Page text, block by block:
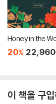
Honey in the
20% 22,960
이 책을 구